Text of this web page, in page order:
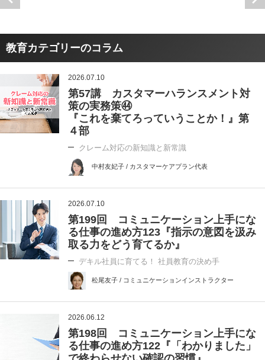
教育カテゴリーのコラム
2026.07.10
第57講 カスタマーハランスメント対
策の実務策㊹
『これを棄てろっていうことか！』第
４部
クレーム対応の新知識と新常識
中村友妃子 / カスタマーケアプラン代表
2026.07.10
第199回 コミュニケーション上手にな
る仕事の進め方123『指示の意図を汲み
取る力をどう育てるか』
デキル社員に育てる！ 社員教育の決め手
松尾友子 / コミュニケーションインストラクター
2026.06.12
第198回 コミュニケーション上手にな
る仕事の進め方122『「わかりました」